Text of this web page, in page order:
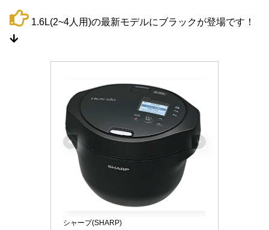
1.6L(2~4人用)の最新モデルにブラックが登場です！
シャープ(SHARP)